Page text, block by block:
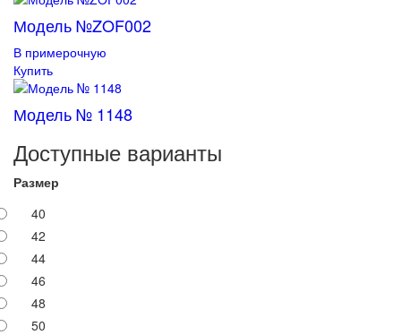
Модель №ZOF002
В примерочную
Купить
Модель № 1148
Доступные варианты
Размер
40
42
44
46
48
50